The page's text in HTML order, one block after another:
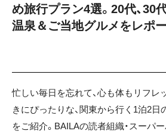
め旅行プラン4選。20代、30
温泉＆ご当地グルメをレポー
忙しい毎日を忘れて、心も体もリフレ
きにぴったりな、関東から行く1泊2日
をご紹介。BAILAの読者組織・スーパ